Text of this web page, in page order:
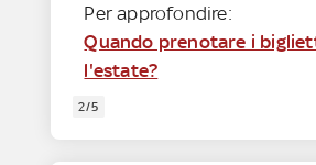
Per approfondire:
Quando prenotare i
l'estate?
2/5